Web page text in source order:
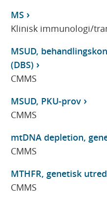
MS
Klinisk immunologi/
MSUD,
(DBS)
CMMS
MSUD, PKU-prov
CMMS
mtDNA depletion,
CMMS
MTHFR, genetisk
CMMS